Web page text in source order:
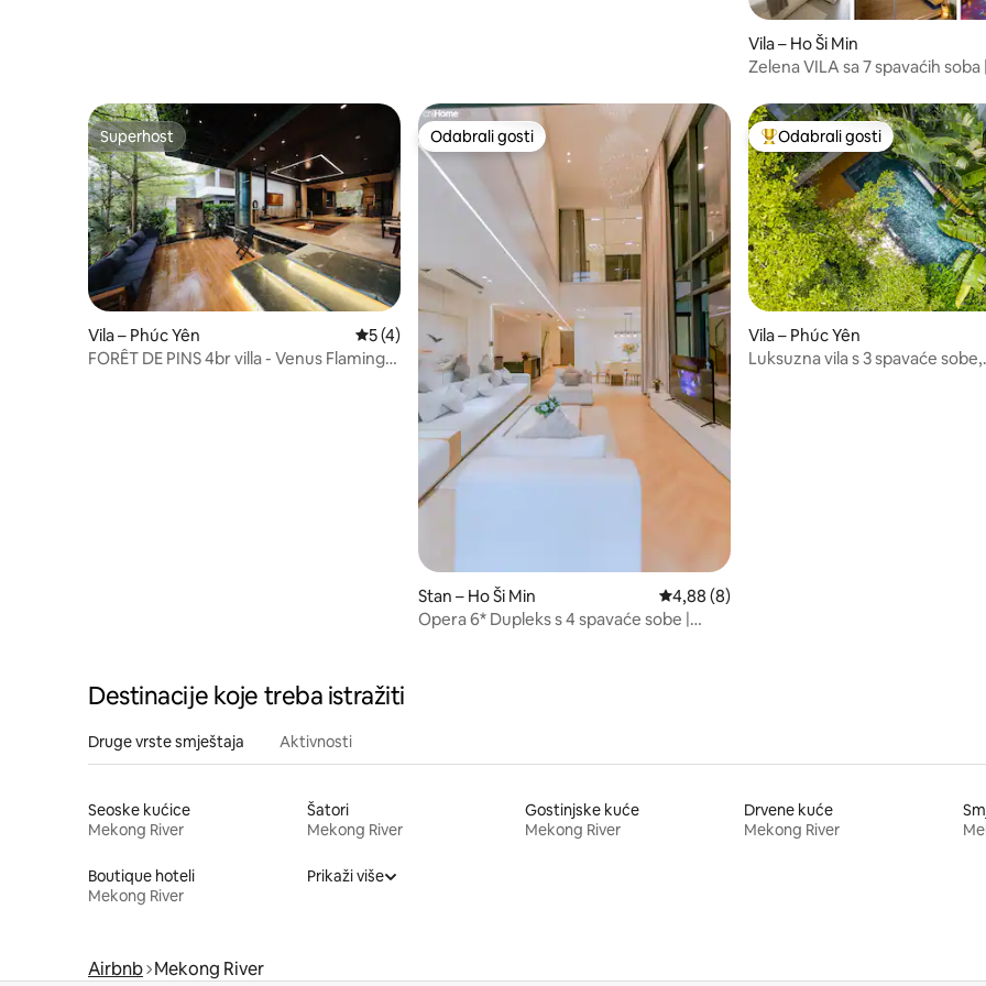
Vila – Ho Ši Min
Zelena VILA sa 7 spavaćih soba
Superhost
Superhost
Vila – Phúc Yên Prosječna ocjena: 5/5, recenzija: 4
5 (4)
FORÊT DE PINS 4br villa - Venus Flamingo
Odabrali gosti
Odabrali gosti
Stan – Ho Ši Min Prosječna ocjena: 4,88/5, recenzija: 8
4,88 (8)
Opera 6* Dupleks s 4 spavaće sobe |
Među najviše rangiranima s
Odabrali gosti
Vila – Phúc Yên
Luksuzna vila s 3 spavaće sobe,
Destinacije koje treba istražiti
Druge vrste smještaja Aktivnosti
Seoske kućice
Mekong River
Šatori
Mekong River
Gostinjske kuće
Mekong River
Drvene kuće
Mekong River
Boutique hoteli
Mekong River
Prikaži više
Airbnb Mekong River